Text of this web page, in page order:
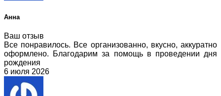
Анна
Ваш отзыв
Все понравилось. Все организованно, вкусно, аккуратно
оформлено. Благодарим за помощь в проведении дня
рождения
6 июля 2026